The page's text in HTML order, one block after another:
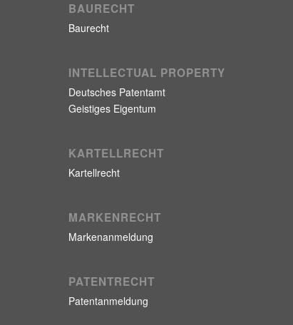
BAURECHT
Baurecht
INTELLECTUAL PROPERTY
Deutsches Patentamt
Geistiges Eigentum
KARTELLRECHT
Kartellrecht
MARKENRECHT
Markenanmeldung
PATENTRECHT
Patentanmeldung